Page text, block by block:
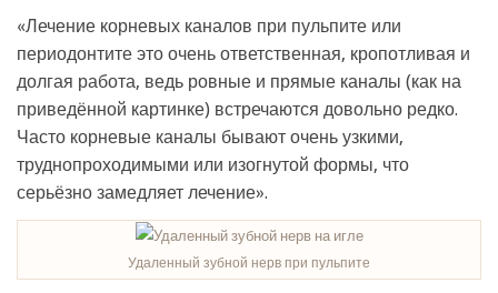
«Лечение корневых каналов при пульпите или
периодонтите это очень ответственная, кропотливая и
долгая работа, ведь ровные и прямые каналы (как на
приведённой картинке) встречаются довольно редко.
Часто корневые каналы бывают очень узкими,
труднопроходимыми или изогнутой формы, что
серьёзно замедляет лечение».
Удаленный зубной нерв при пульпите